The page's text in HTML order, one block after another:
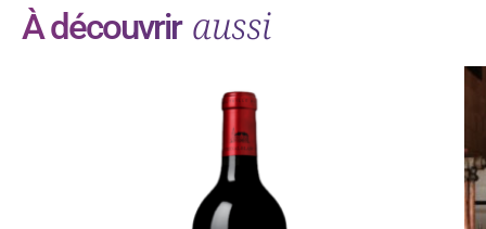
À découvrir aussi